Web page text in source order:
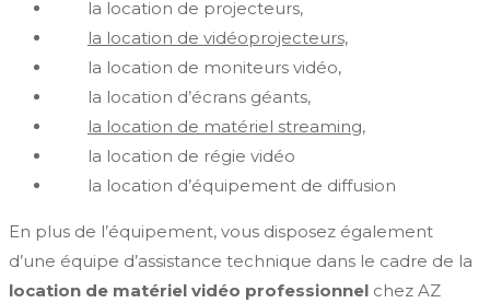
la location de projecteurs,
la location de vidéoprojecteurs,
la location de moniteurs vidéo,
la location d’écrans géants,
la location de matériel streaming,
la location de régie vidéo
la location d’équipement de diffusion
En plus de l’équipement, vous disposez également
d’une équipe d’assistance technique dans le cadre de la
location de matériel vidéo professionnel chez AZ